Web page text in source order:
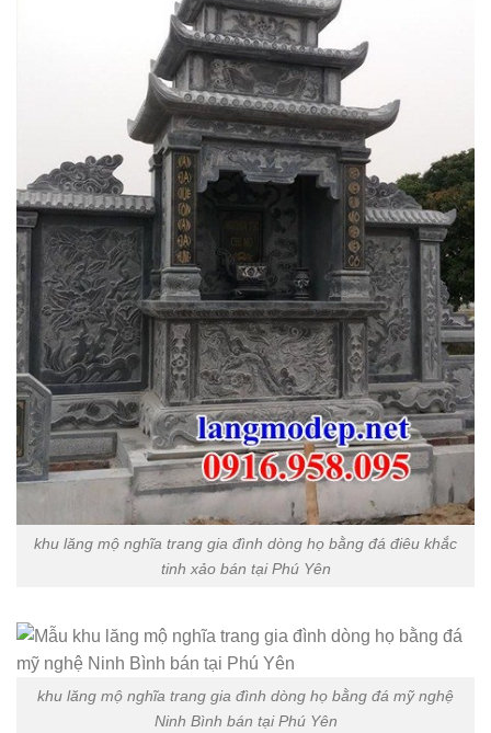
khu lăng mộ nghĩa trang gia đình dòng họ bằng đá điêu khắc
tinh xảo bán tại Phú Yên
khu lăng mộ nghĩa trang gia đình dòng họ bằng đá mỹ nghệ
Ninh Bình bán tại Phú Yên